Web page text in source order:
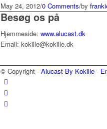
May 24, 2012/0 Comments/by
Besøg os på
Hjemmeside: www.alucast.dk
Email: kokille@kokille.dk
© Copyright - Alucast By Kokille -